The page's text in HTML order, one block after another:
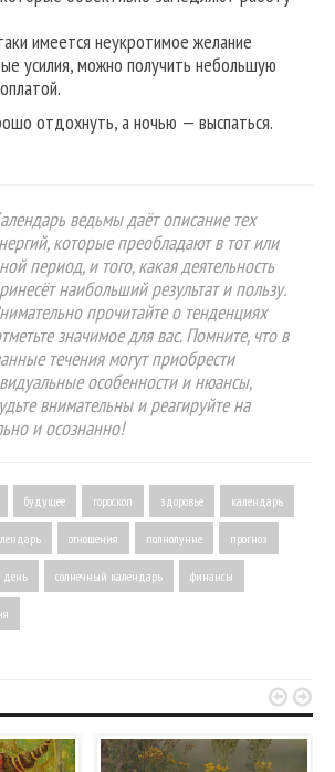
имеется неукротимое желание
усилия, можно получить небольшую
отдохнуть, а ночью — выспаться.
ведьмы даёт описание тех
которые преобладают в тот или
период, и того, какая деятельность
наибольший результат и пользу.
прочитайте о тенденциях
значимое для вас. Помните, что в
течения могут приобрести
особенности и нюансы,
внимательны и реагируйте на
и осознанно!
будущее гороскоп здоровье календарь
отношения полнолуние прогноз
день солнечный календарь финансы
 